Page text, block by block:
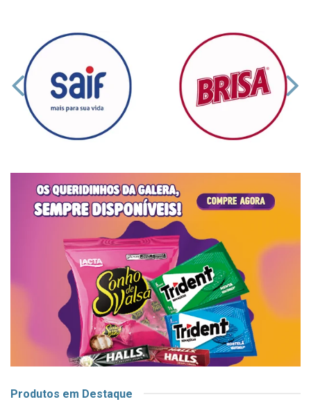
Produtos em Destaque